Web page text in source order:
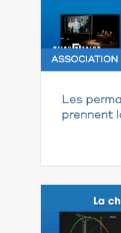
ASSOCIATION
Les
prennent